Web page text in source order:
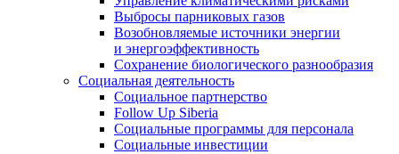
Выбросы парниковых газов
Возобновляемые источники энергии
и энергоэффективность
Сохранение биологического разнообразия
Социальная деятельность
Социальное партнерство
Follow Up Siberia
Социальные программы для персонала
Социальные инвестиции